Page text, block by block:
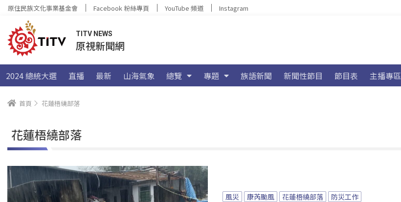
原住民族文化事業基金會 Facebook 粉絲專頁 YouTube 頻道 Instagram
TITV NEWS
原視新聞網
2024 總統大選 直播 最新 山海氣象 總覽 專題 族語新聞 新聞性節目 節目表 主播專區
首頁 花蓮梧繞部落
花蓮梧繞部落
風災 康芮颱風 花蓮梧繞部落 防災工作